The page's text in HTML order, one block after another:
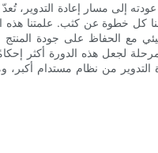
إلى مسار إعادة التدوير، تُعدّ
كل خطوة عن كثب. علمتنا هذه
مع الحفاظ على جودة
لجعل هذه الدورة أكثر
من نظام مستدام أكبر،